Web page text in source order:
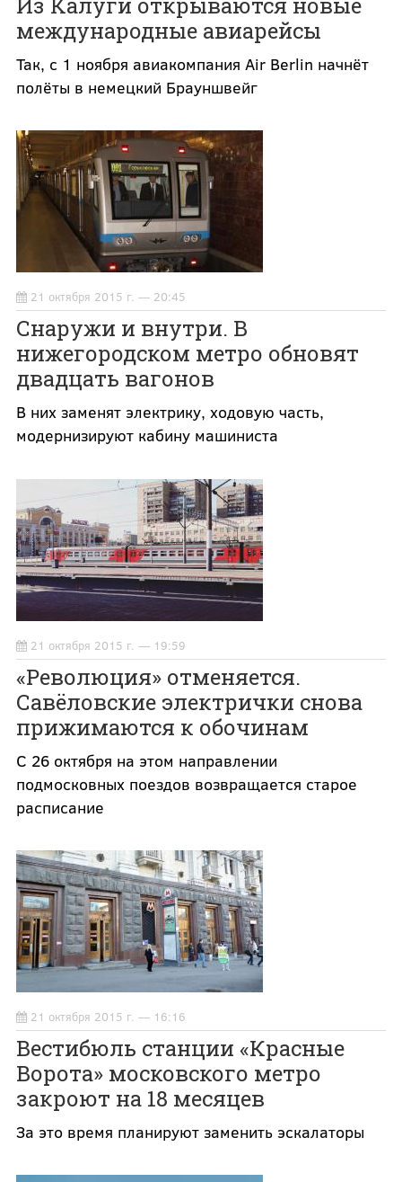
международные авиарейсы
Так, с 1 ноября авиакомпания Air Berlin начнёт
полёты в немецкий Брауншвейг
21 октября 2015 г. — 20:45
Снаружи и внутри. В
нижегородском метро обновят
двадцать вагонов
В них заменят электрику, ходовую часть,
модернизируют кабину машиниста
21 октября 2015 г. — 19:59
«Революция» отменяется.
Савёловские электрички снова
прижимаются к обочинам
С 26 октября на этом направлении
подмосковных поездов возвращается старое
расписание
21 октября 2015 г. — 16:16
Вестибюль станции «Красные
Ворота» московского метро
закроют на 18 месяцев
За это время планируют заменить эскалаторы